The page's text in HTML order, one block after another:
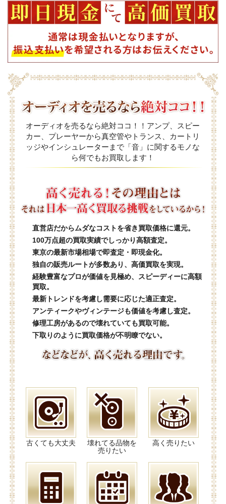
オーディオを売るなら絶対ココ！！アンプ、スピー
カー、プレーヤーから真空管やトランス、カートリ
ッジやインシュレーターまで「音」に関するモノな
ら何でもお買取します！
直営店だからムダなコストを省き買取価格に還元。
100万点超の買取実績でしっかり高額査定。
東京の最新市場相場で即査定・即現金化。
独自の販売ルートが多数あり、高価買取を実現。
経験豊富なプロが価値を見極め、スピーディーに高額
買取。
最新トレンドを考慮し需要に応じた適正査定。
アンティークやヴィンテージも価値を考慮し査定。
修理工房があるので壊れていても買取可能。
下取りのように買取価格が不明瞭でない。
古くても大丈夫
壊れてる品物を
売りたい
高く売りたい